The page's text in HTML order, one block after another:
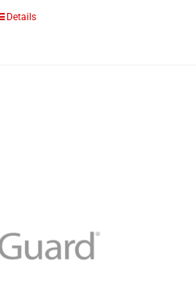
Details